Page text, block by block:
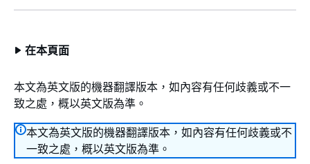
在本頁面
本文為英文版的機器翻譯版本，如內容有任何歧義或不一
致之處，概以英文版為準。
本文為英文版的機器翻譯版本，如內容有任何歧義或不
一致之處，概以英文版為準。